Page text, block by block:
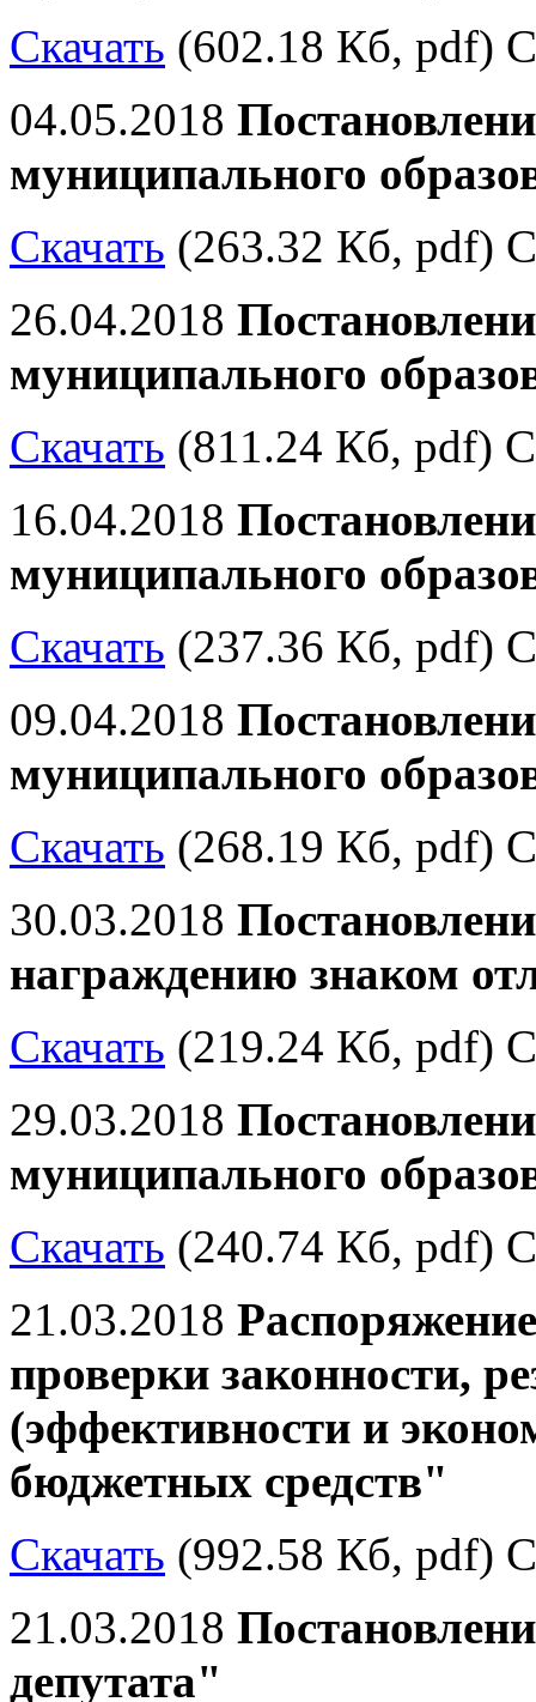
Скачать (602.18 Кб, pdf)
04.05.2018
муниципального
Скачать (263.32 Кб, pdf)
26.04.2018
муниципального
Скачать (811.24 Кб, pdf)
16.04.2018
муниципального
Скачать (237.36 Кб, pdf)
09.04.2018
муниципального
Скачать (268.19 Кб, pdf)
30.03.2018
награждению знаком
Скачать (219.24 Кб, pdf)
29.03.2018
муниципального
Скачать (240.74 Кб, pdf)
21.03.2018
проверки законности,
(эффективности и
бюджетных средств"
Скачать (992.58 Кб, pdf)
21.03.2018
депутата"